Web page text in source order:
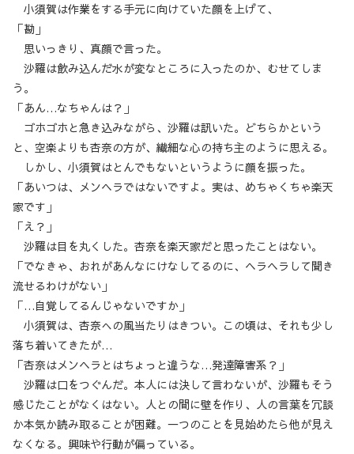
小須賀は作業をする手元に向けていた顔を上げて、
「勘」
思いっきり、真顔で言った。
沙羅は飲み込んだ水が変なところに入ったのか、むせてしま
う。
「あん…なちゃんは？」
ゴホゴホと急き込みながら、沙羅は訊いた。どちらかという
と、空楽よりも杏奈の方が、繊細な心の持ち主のように思える。
しかし、小須賀はとんでもないというように顔を振った。
「あいつは、メンヘラではないですよ。実は、めちゃくちゃ楽天
家です」
「え？」
沙羅は目を丸くした。杏奈を楽天家だと思ったことはない。
「でなきゃ、おれがあんなにけなしてるのに、ヘラヘラして聞き
流せるわけがない」
「…自覚してるんじゃないですか」
小須賀は、杏奈への風当たりはきつい。この頃は、それも少し
落ち着いてきたが…
「杏奈はメンヘラとはちょっと違うな…発達障害系？」
沙羅は口をつぐんだ。本人には決して言わないが、沙羅もそう
感じたことがなくはない。人との間に壁を作り、人の言葉を冗談
か本気か読み取ることが困難。一つのことを見始めたら他が見え
なくなる。興味や行動が偏っている。